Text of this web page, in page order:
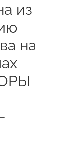
из
на